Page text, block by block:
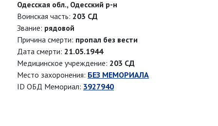
Одесская обл., Одесский р-н
Воинская часть: 203 СД
Звание: рядовой
Причина смерти: пропал без вести
Дата смерти: 21.05.1944
Медицинское учреждение: 203 СД
Место захоронения: БЕЗ МЕМОРИАЛА
ID ОБД Мемориал: 3927940